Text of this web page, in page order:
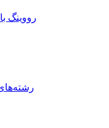
رووینگ